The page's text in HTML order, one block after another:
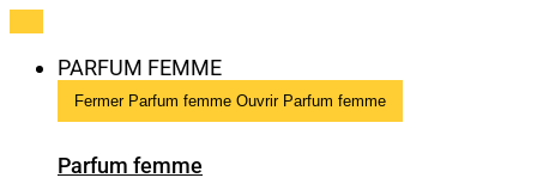
PARFUM FEMME
Fermer Parfum femme Ouvrir Parfum femme
Parfum femme